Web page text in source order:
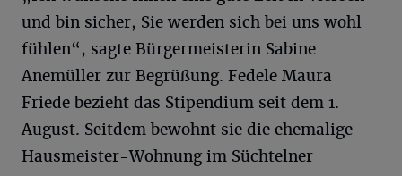
und bin sicher, Sie werden sich bei uns wohl
fühlen“, sagte Bürgermeisterin Sabine
Anemüller zur Begrüßung. Fedele Maura
Friede bezieht das Stipendium seit dem 1.
August. Seitdem bewohnt sie die ehemalige
Hausmeister-Wohnung im Süchtelner